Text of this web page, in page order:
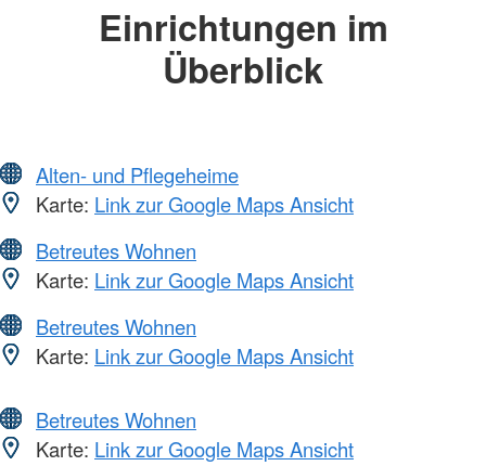
Einrichtungen im
Überblick
Alten- und Pflegeheime
Karte: Link zur Google Maps Ansicht
Betreutes Wohnen
Karte: Link zur Google Maps Ansicht
Betreutes Wohnen
Karte: Link zur Google Maps Ansicht
Betreutes Wohnen
Karte: Link zur Google Maps Ansicht